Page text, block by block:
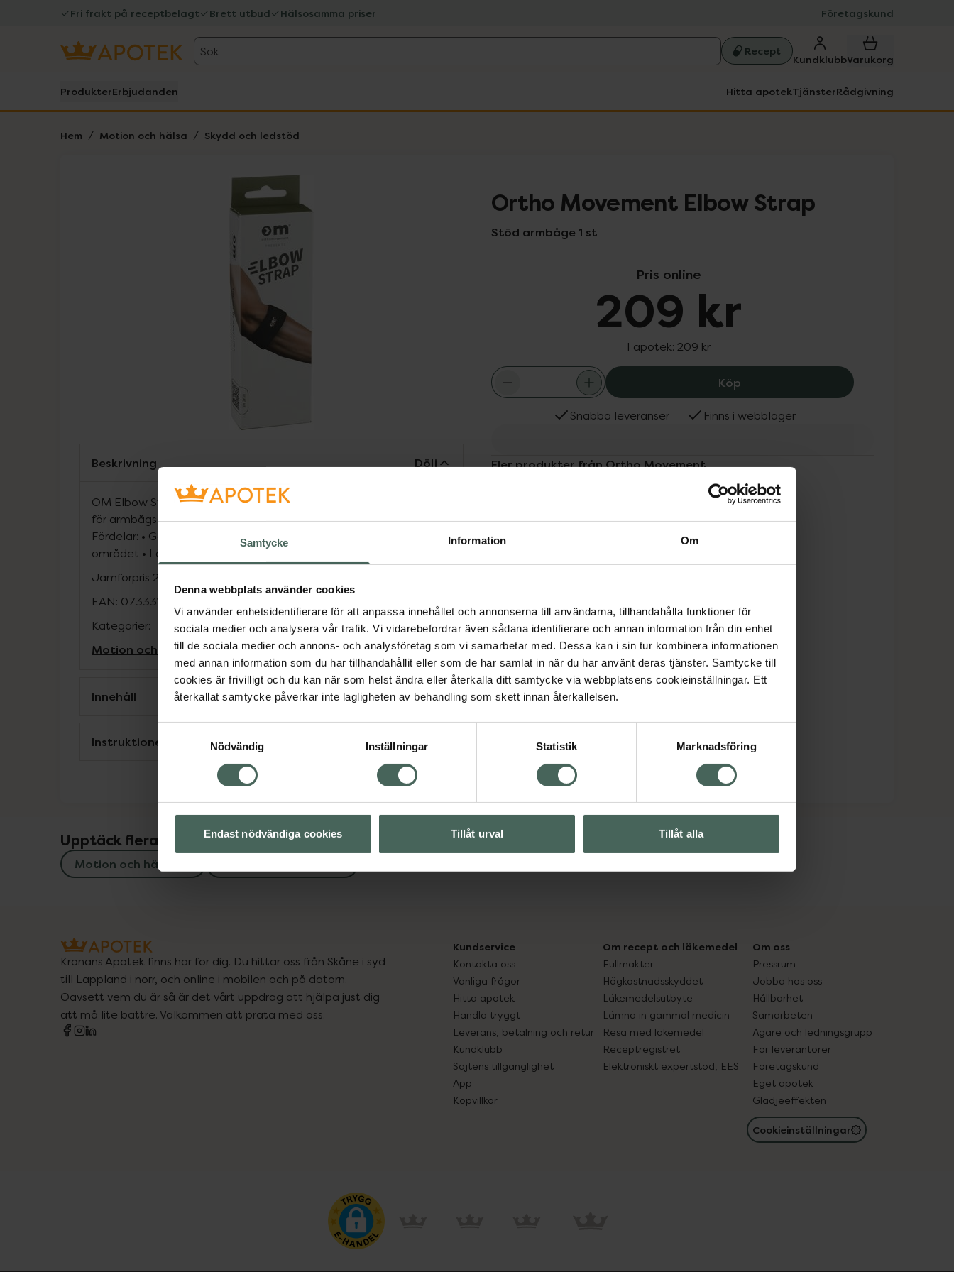
Samtycke Information Om
Denna webbplats använder cookies
Vi använder enhetsidentifierare för att anpassa innehållet och annonserna till användarna, tillhandahålla funktioner för
sociala medier och analysera vår trafik. Vi vidarebefordrar även sådana identifierare och annan information från din enhet
till de sociala medier och annons- och analysföretag som vi samarbetar med. Dessa kan i sin tur kombinera informationen
med annan information som du har tillhandahållit eller som de har samlat in när du har använt deras tjänster. Samtycke till
cookies är frivilligt och du kan när som helst ändra eller återkalla ditt samtycke via webbplatsens cookieinställningar. Ett
återkallat samtycke påverkar inte lagligheten av behandling som skett innan återkallelsen.
Nödvändig
Inställningar Statistik Marknadsföring
Endast nödvändiga cookies Tillåt urval Tillåt alla
Fri frakt på receptbelagt Brett utbud Hälsosamma priser Företagskund
Sök Recept
KundklubbVarukorg
ProdukterErbjudanden Hitta apotekTjänsterRådgivning
Hem Motion och hälsa Skydd och ledstöd
Lista: . Innehåller 1 objekt. Ortho Movement Elbow Strap
Stöd armbåge 1 st
Pris online
209 kr
I apotek: 209 kr
Köp Ortho Movement Elbow Strap, 209
Snabba leveranser Finns i webblager
Fler produkter från Ortho Movement
Beskrivning Dölj
OM Elbow Strap är ett smalt armbågsband med extra vaddering
för armbågsstöd. Det ger värme och stabilitet. Funktioner och
Fördelar: • Ger armbågsstöd och värme • Avlastar och stabiliserar
området • Lättar på trycket påarmbågen
Jämförpris 209 kr
EAN: 07333193005969
Kategorier:
Motion och hälsaSkydd och ledstöd
Innehåll Visa
Instruktioner Visa
Upptäck flera produkter inom
Motion och hälsa
Kronans Apotek finns här för dig. Du hittar oss från Skåne i syd
till Lappland i norr, och online i mobilen och på datorn.
Oavsett vem du är så är det vårt uppdrag att hjälpa just dig
att må lite bättre. Välkommen att prata med oss.
Kundservice
Kontakta oss
Vanliga frågor
Hitta apotek
Handla tryggt
Leverans, betalning och retur
Kundklubb
Sajtens tillgänglighet
App
Köpvillkor
Om recept och läkemedel
Fullmakter
Högkostnadsskyddet
Läkemedelsutbyte
Lämna in gammal medicin
Resa med läkemedel
Receptregistret
Elektroniskt expertstöd, EES
Om oss
Pressrum
Jobba hos oss
Hållbarhet
Samarbeten
Ägare och ledningsgrupp
För leverantörer
Företagskund
Eget apotek
Glädjeeffekten
Cookieinställningar